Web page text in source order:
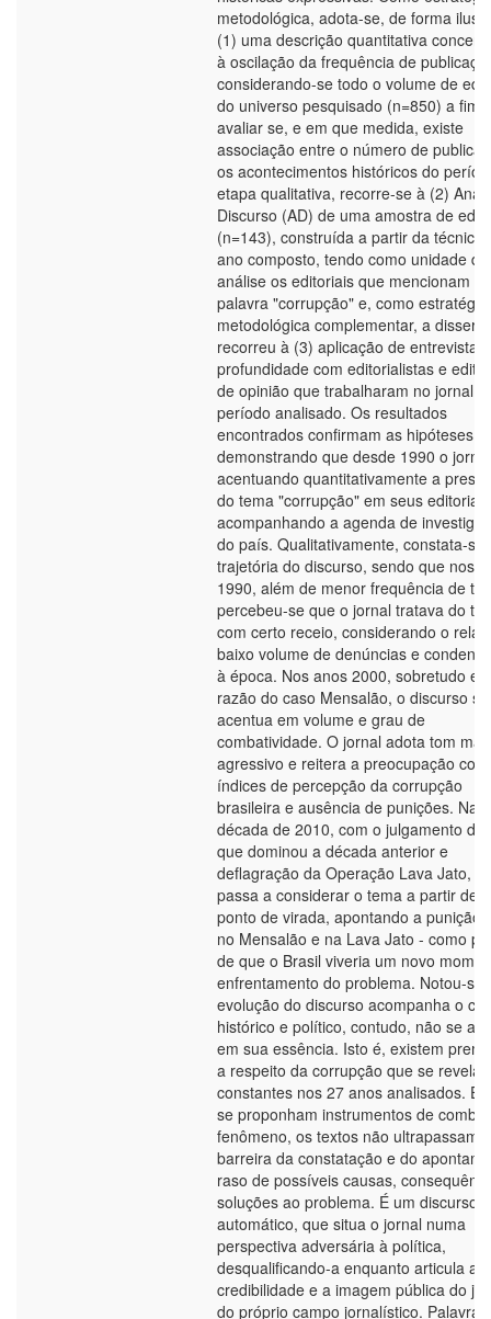
metodológica, adota-se, de forma
(1) uma descrição quantitativa
à oscilação da frequência de
considerando-se todo o volume de
do universo pesquisado (n=850) a fim
avaliar se, e em que medida, existe
associação entre o número de
os acontecimentos históricos do
etapa qualitativa, recorre-se à (2)
Discurso (AD) de uma amostra de
(n=143), construída a partir da técnica
ano composto, tendo como unidade de
análise os editoriais que mencionam a
palavra "corrupção" e, como estratégia
metodológica complementar, a
recorreu à (3) aplicação de entrevistas
profundidade com editorialistas e
de opinião que trabalharam no jornal
período analisado. Os resultados
encontrados confirmam as hipóteses,
demonstrando que desde 1990 o
acentuando quantitativamente a
do tema "corrupção" em seus
acompanhando a agenda de
do país. Qualitativamente, constata-se
trajetória do discurso, sendo que nos
1990, além de menor frequência de
percebeu-se que o jornal tratava do
com certo receio, considerando o
baixo volume de denúncias e
à época. Nos anos 2000, sobretudo em
razão do caso Mensalão, o discurso se
acentua em volume e grau de
combatividade. O jornal adota tom
agressivo e reitera a preocupação
índices de percepção da corrupção
brasileira e ausência de punições. Na
década de 2010, com o julgamento do
que dominou a década anterior e
deflagração da Operação Lava Jato, o
passa a considerar o tema a partir de
ponto de virada, apontando a punição
no Mensalão e na Lava Jato - como
de que o Brasil viveria um novo
enfrentamento do problema. Notou-se
evolução do discurso acompanha o
histórico e político, contudo, não se
em sua essência. Isto é, existem
a respeito da corrupção que se
constantes nos 27 anos analisados.
se proponham instrumentos de
fenômeno, os textos não ultrapassam a
barreira da constatação e do
raso de possíveis causas,
soluções ao problema. É um discurso
automático, que situa o jornal numa
perspectiva adversária à política,
desqualificando-a enquanto articula a
credibilidade e a imagem pública do
do próprio campo jornalístico.